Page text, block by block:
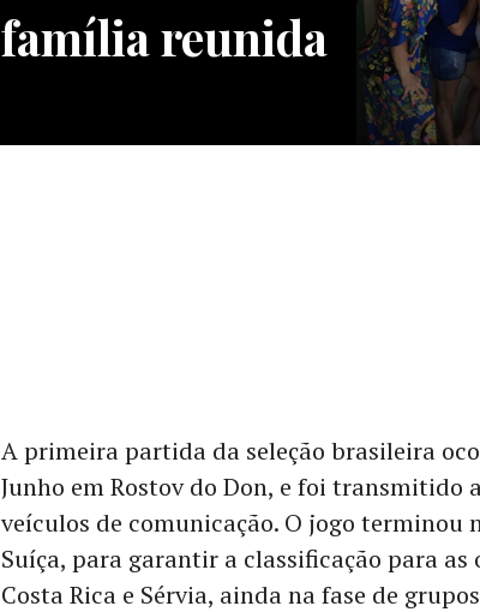
família reunida
A primeira partida da seleção brasileira
Junho em Rostov do Don, e foi transmitido
veículos de comunicação. O jogo terminou
Suíça, para garantir a classificação para
Costa Rica e Sérvia, ainda na fase de